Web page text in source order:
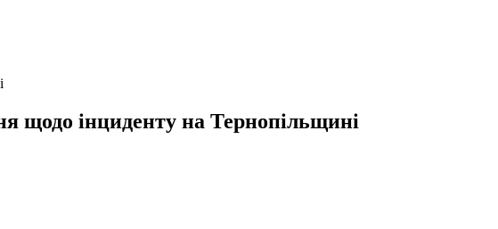
щодо інциденту на Тернопільщині